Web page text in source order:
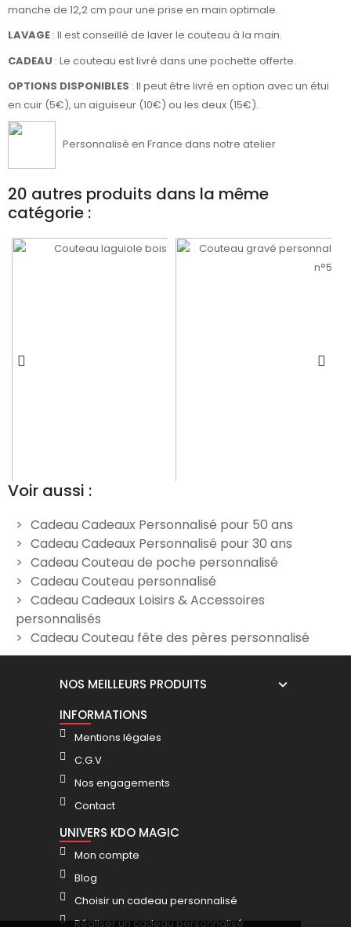
manche de 12,2 cm pour une prise en main optimale.
LAVAGE : Il est conseillé de laver le couteau à la main.
CADEAU : Le couteau est livré dans une pochette offerte.
OPTIONS DISPONIBLES : Il peut être livré en option avec un étui
en cuir (5€), un aiguiseur (10€) ou les deux (15€).
Personnalisé en France dans notre atelier
20 autres produits dans la même
catégorie :
Couteau laguiole marron
personnalisable - Modèle
Poisson
29,90 €
Couteau gravé personnalisé
Opinel n°8 inox - Style n°5
24,90 €
Voir aussi :
Cadeau Cadeaux Personnalisé pour 50 ans
Cadeau Cadeaux Personnalisé pour 30 ans
Cadeau Couteau de poche personnalisé
Cadeau Couteau personnalisé
Cadeau Cadeaux Loisirs & Accessoires
personnalisés
Cadeau Couteau fête des pères personnalisé
NOS MEILLEURS PRODUITS
INFORMATIONS
Mentions légales
C.G.V
Nos engagements
Contact
UNIVERS KDO MAGIC
Mon compte
Blog
Choisir un cadeau personnalisé
Réaliser un cadeau personnalisé